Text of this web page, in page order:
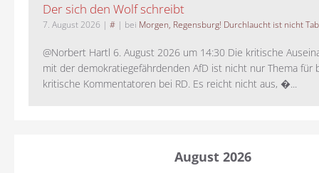
Der sich den Wolf schreibt
7. August 2026 | # | bei Morgen, Regensburg! Durchlaucht ist nicht
@Norbert Hartl 6. August 2026 um 14:30 Die kritische
mit der demokratiegefährdenden AfD ist nicht nur Thema für
kritische Kommentatoren bei RD. Es reicht nicht aus, �...
August 2026